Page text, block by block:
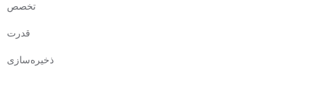
تخصص
قدرت
ذخیره‌سازی